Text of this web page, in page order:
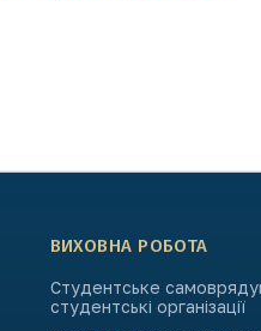
ВИХОВНА РОБОТА
Студентське
студентські організації